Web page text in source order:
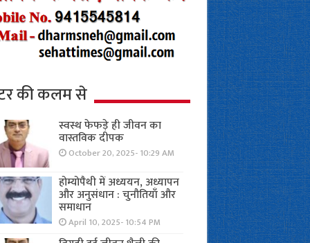
की कलम से
स्वस्थ फेफड़े ही जीवन का
वास्तविक दीपक
October 20, 2025- 10:29 AM
होम्योपैथी में अध्ययन, अध्यापन
और अनुसंधान : चुनौतियाँ और
समाधान
April 10, 2025- 10:54 PM